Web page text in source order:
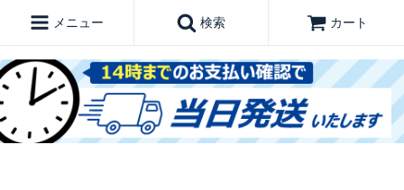
メニュー 検索 カート